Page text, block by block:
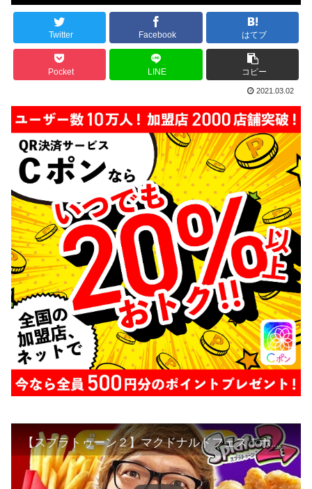
Twitter Facebook はてブ
Pocket LINE コピー
2021.03.02
【スプラトゥーン２】マクドナルドフェス！ポテト vs ナゲットで暴走www【ヒカキンゲームズ】